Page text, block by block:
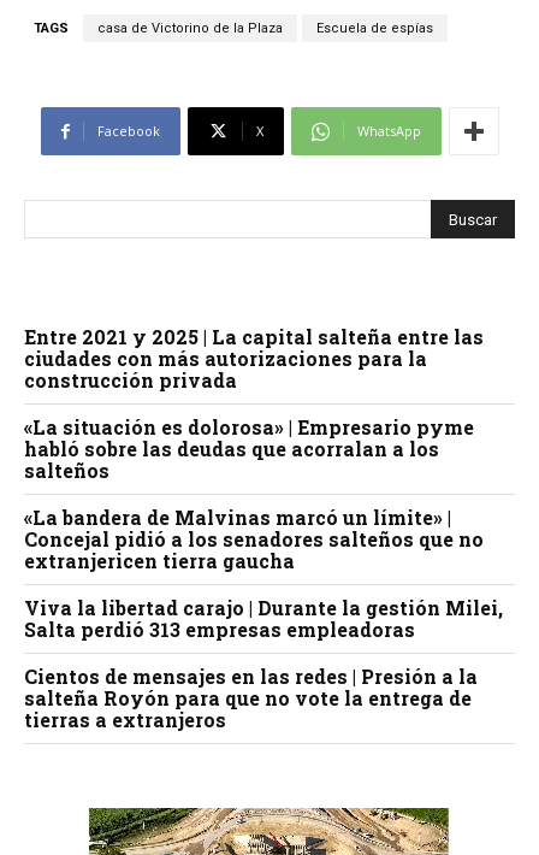
TAGS casa de Victorino de la Plaza Escuela de espías
Facebook X WhatsApp
Entre 2021 y 2025 | La capital salteña entre las
ciudades con más autorizaciones para la
construcción privada
«La situación es dolorosa» | Empresario pyme
habló sobre las deudas que acorralan a los
salteños
«La bandera de Malvinas marcó un límite» |
Concejal pidió a los senadores salteños que no
extranjericen tierra gaucha
Viva la libertad carajo | Durante la gestión Milei,
Salta perdió 313 empresas empleadoras
Cientos de mensajes en las redes | Presión a la
salteña Royón para que no vote la entrega de
tierras a extranjeros